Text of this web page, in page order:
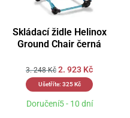
Skládací židle Helinox
Ground Chair černá
3. 248Kč 2. 923 Kč
Ušetříte: 325Kč
Doručení5 - 10 dní